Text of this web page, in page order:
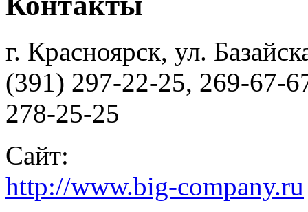
г. Красноярск, ул.
(391) 297-22-25, 269-67-
278-25-25
Сайт:
http://www.big-company.ru